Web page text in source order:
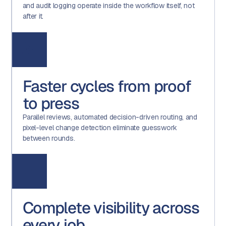
and audit logging operate inside the workflow itself, not
after it.
Faster cycles from proof
to press
Parallel reviews, automated decision-driven routing, and
pixel-level change detection eliminate guesswork
between rounds.
Complete visibility across